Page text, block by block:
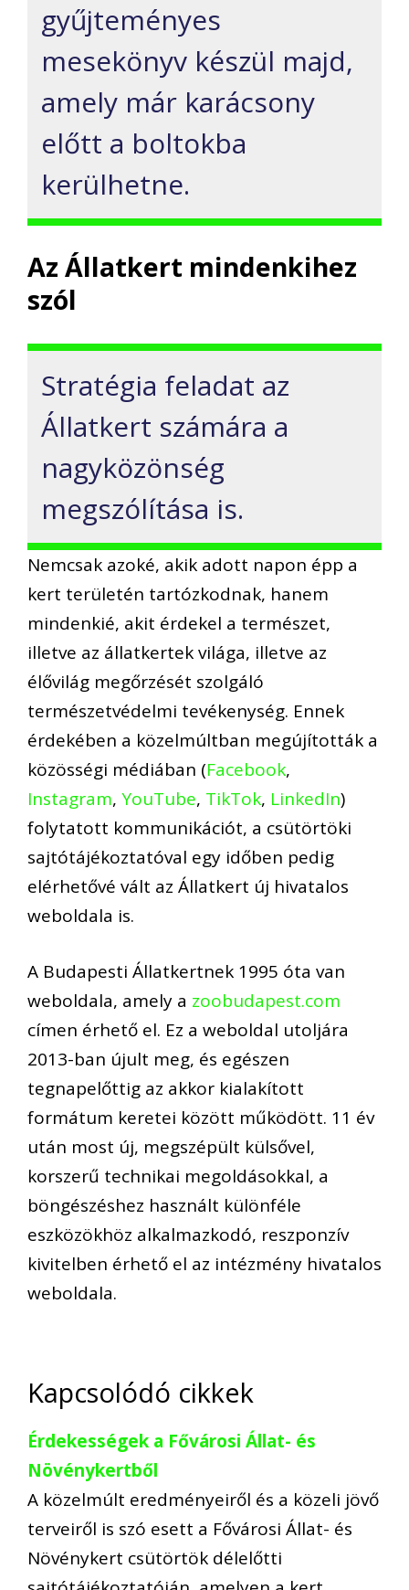
gyűjteményes
mesekönyv készül majd,
amely már karácsony
előtt a boltokba
kerülhetne.
Az Állatkert mindenkihez
szól
Stratégia feladat az
Állatkert számára a
nagyközönség
megszólítása is.
Nemcsak azoké, akik adott napon épp a
kert területén tartózkodnak, hanem
mindenkié, akit érdekel a természet,
illetve az állatkertek világa, illetve az
élővilág megőrzését szolgáló
természetvédelmi tevékenység. Ennek
érdekében a közelmúltban megújították a
közösségi médiában (Facebook,
Instagram, YouTube, TikTok, LinkedIn)
folytatott kommunikációt, a csütörtöki
sajtótájékoztatóval egy időben pedig
elérhetővé vált az Állatkert új hivatalos
weboldala is.
A Budapesti Állatkertnek 1995 óta van
weboldala, amely a zoobudapest.com
címen érhető el. Ez a weboldal utoljára
2013-ban újult meg, és egészen
tegnapelőttig az akkor kialakított
formátum keretei között működött. 11 év
után most új, megszépült külsővel,
korszerű technikai megoldásokkal, a
böngészéshez használt különféle
eszközökhöz alkalmazkodó, reszponzív
kivitelben érhető el az intézmény hivatalos
weboldala.
Kapcsolódó cikkek
Érdekességek a Fővárosi Állat- és
Növénykertből
A közelmúlt eredményeiről és a közeli jövő
terveiről is szó esett a Fővárosi Állat- és
Növénykert csütörtök délelőtti